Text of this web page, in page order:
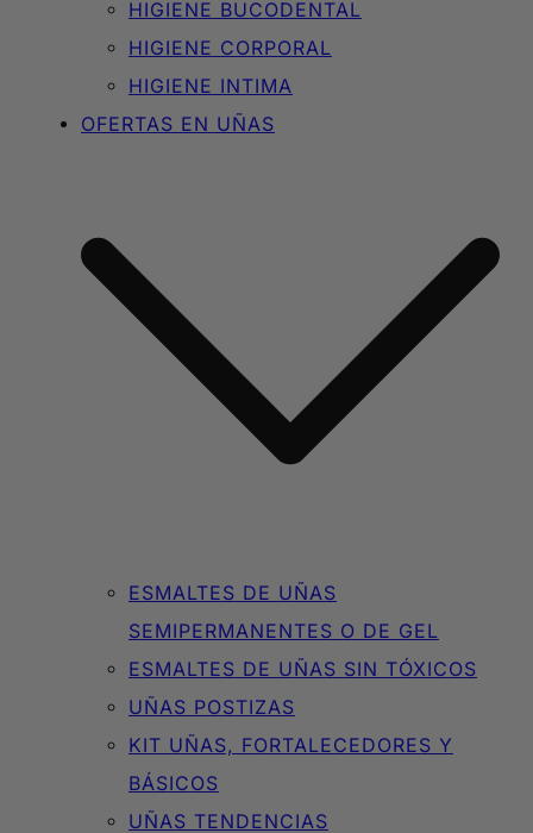
HIGIENE BUCODENTAL
HIGIENE CORPORAL
HIGIENE INTIMA
OFERTAS EN UÑAS
ESMALTES DE UÑAS
SEMIPERMANENTES O DE GEL
ESMALTES DE UÑAS SIN TÓXICOS
UÑAS POSTIZAS
KIT UÑAS, FORTALECEDORES Y
BÁSICOS
UÑAS TENDENCIAS